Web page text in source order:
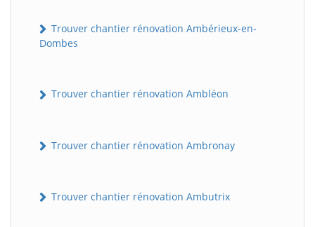
Trouver chantier rénovation Ambérieux-en-
Dombes
Trouver chantier rénovation Ambléon
Trouver chantier rénovation Ambronay
Trouver chantier rénovation Ambutrix